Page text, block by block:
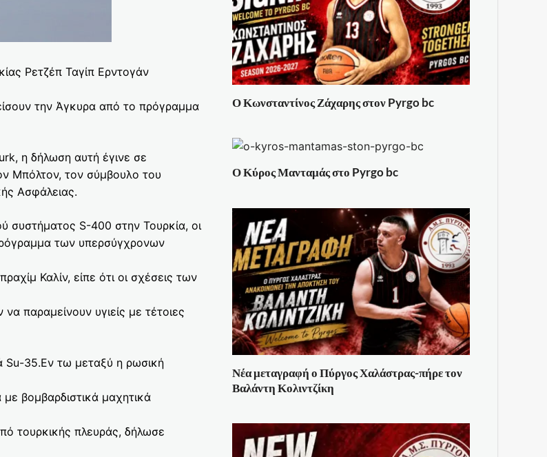
Ρετζέπ Ταγίπ Ερντογάν
την Άγκυρα από το πρόγραμμα
η δήλωση αυτή έγινε σε
Μπόλτον, τον σύμβουλο του
Ασφάλειας.
συστήματος S-400 στην Τουρκία, οι
των υπερσύγχρονων
Καλίν, είπε ότι οι σχέσεις των
παραμείνουν υγιείς με τέτοιες
Su-35.Εν τω μεταξύ η ρωσική
με βομβαρδιστικά μαχητικά
τουρκικής πλευράς, δήλωσε
Ο Κωνσταντίνος Ζάχαρης στον Pyrgo bc
Ο Κύρος Μανταμάς στο Pyrgo bc
Νέα μεταγραφή ο Πύργος Χαλάστρας-πήρε τον
Βαλάντη Κολιντζίκη